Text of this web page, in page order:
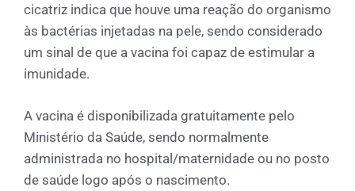
cicatriz indica que houve uma reação do organismo
às bactérias injetadas na pele, sendo considerado
um sinal de que a vacina foi capaz de estimular a
imunidade.
A vacina é disponibilizada gratuitamente pelo
Ministério da Saúde, sendo normalmente
administrada no hospital/maternidade ou no posto
de saúde logo após o nascimento.